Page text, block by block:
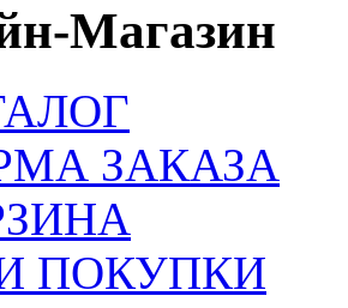
Магазин
ЗАКАЗА
ПОКУПКИ